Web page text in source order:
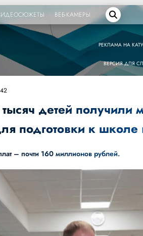
ВЕБ-КАМЕРЫ
РЕКЛАМА НА
ВЕРСИЯ ДЛЯ
детей получили
подготовки к школе
– почти 160 миллионов рублей.